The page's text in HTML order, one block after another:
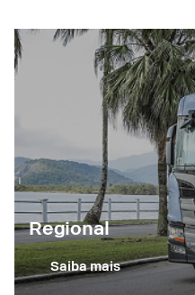
Regional
Saiba mais